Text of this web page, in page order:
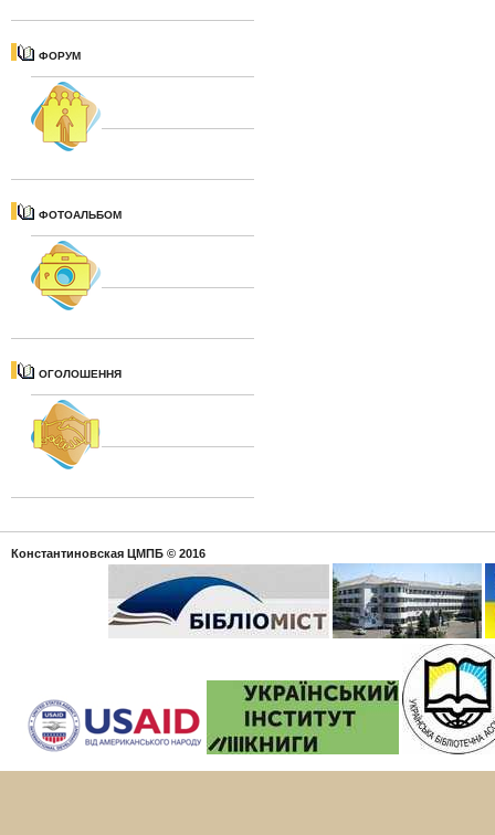
ФОРУМ
ФОТОАЛЬБОМ
ОГОЛОШЕННЯ
Константиновская ЦМПБ © 2016